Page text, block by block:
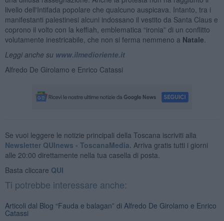
livello dell'Intifada popolare che qualcuno auspicava. Intanto, tra i
manifestanti palestinesi alcuni indossano il vestito da Santa Claus e
coprono il volto con la keffiah, emblematica “ironia” di un conflitto
volutamente inestricabile, che non si ferma nemmeno a Natale
Leggi anche su www.ilmedioriente.it
Alfredo De Girolamo e Enrico Catassi
Se vuoi leggere le notizie principali della Toscana iscriviti alla
Newsletter QUInews - ToscanaMedia. Arriva gratis tutti i giorni
alle 20:00 direttamente nella tua casella di posta.
Basta cliccare QUI
Ti potrebbe interessare anche:
Articoli dal Blog “Fauda e balagan” di Alfredo De Girolamo e Enrico
Catassi